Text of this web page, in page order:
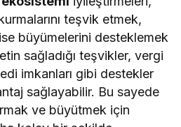
teşvik etmek,
büyümelerini desteklemek
sağladığı teşvikler, vergi
imkanları gibi destekler
sağlayabilir. Bu sayede
ve büyütmek için